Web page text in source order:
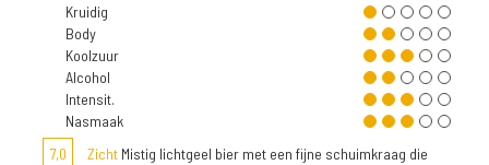
Kruidig
Body
Koolzuur
Alcohol
Intensit.
Nasmaak
7,0
Zicht Mistig lichtgeel bier met een fijne schuimkraag die